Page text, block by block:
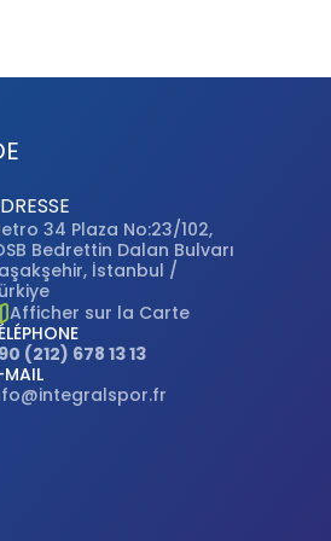
34 Plaza No:23/102,
Bedrettin Dalan Bulvarı
İstanbul /
Afficher sur la Carte
(212) 678 13 13
MAIL